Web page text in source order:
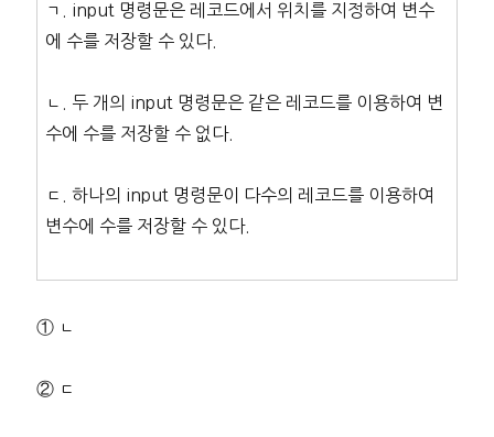
ㄱ. input 명령문은 레코드에서 위치를 지정하여 변수
에 수를 저장할 수 있다.
ㄴ. 두 개의 input 명령문은 같은 레코드를 이용하여 변
수에 수를 저장할 수 없다.
ㄷ. 하나의 input 명령문이 다수의 레코드를 이용하여
변수에 수를 저장할 수 있다.
① ㄴ
② ㄷ